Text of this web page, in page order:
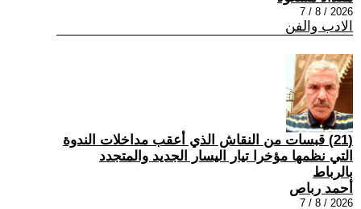
2026 / 8 / 7
الادب والفن
(21) قبسات من النقاش الذي أعقب مداخلات الندوة
التي نظمها مؤخرا تيار اليسار الجديد والمتجدد
بالرباط
أحمد رباص
2026 / 8 / 7